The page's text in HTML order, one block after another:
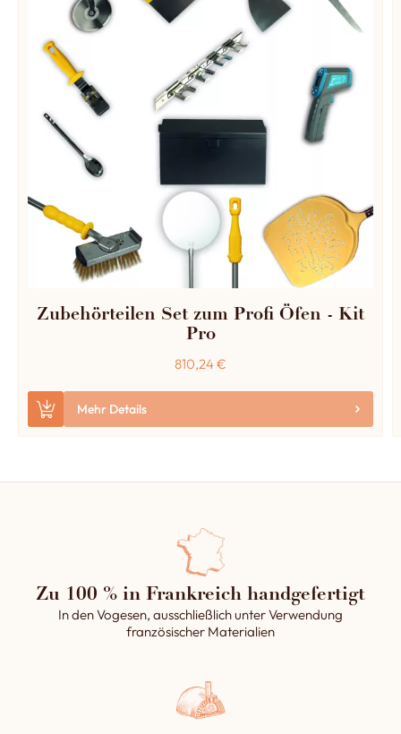
Zubehörteilen Set zum Profi Öfen - Kit
Pro
810,24€
Mehr Details
Zu 100 % in Frankreich handgefertigt
In den Vogesen, ausschließlich unter Verwendung
französischer Materialien